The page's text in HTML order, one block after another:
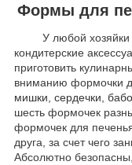
Формы для
У любой хозяйки
кондитерские
приготовить
вниманию формочки
мишки, сердечки,
шесть формочек
формочек для
друга, за счет чего
Абсолютно